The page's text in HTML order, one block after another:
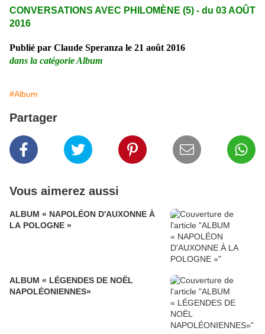
CONVERSATIONS AVEC PHILOMÈNE (5) - du 03 AOÛT
2016
Publié par Claude Speranza le 21 août 2016
dans la catégorie Album
#Album
Partager
Vous aimerez aussi
ALBUM « NAPOLÉON D'AUXONNE À
LA POLOGNE »
ALBUM « LÉGENDES DE NOËL
NAPOLÉONIENNES»